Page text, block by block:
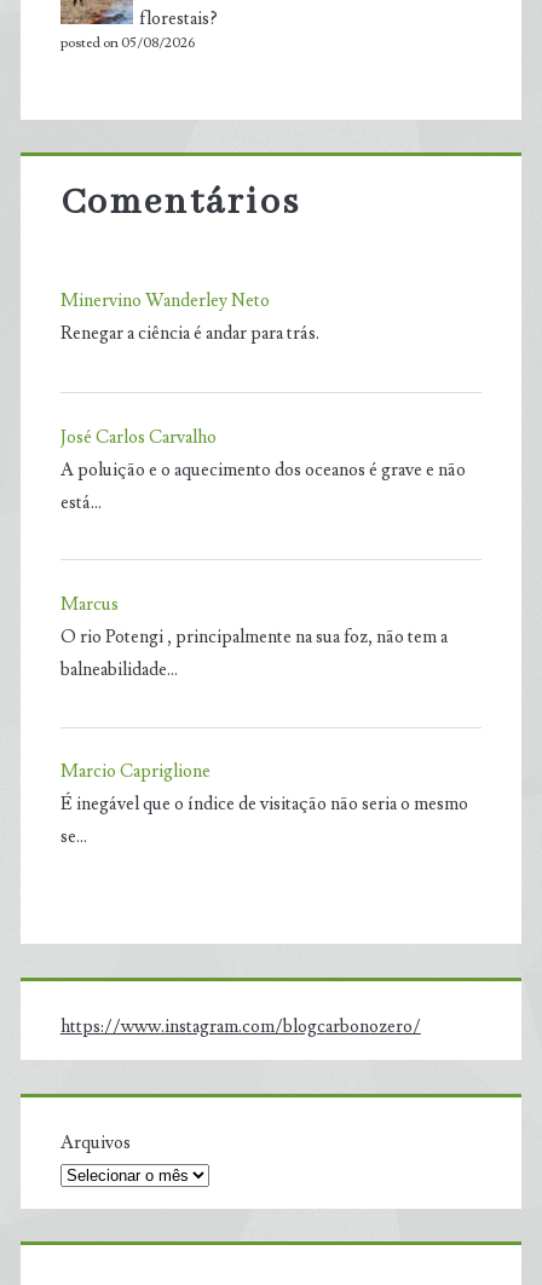
florestais?
posted on 05/08/2026
Comentários
Minervino Wanderley Neto
Renegar a ciência é andar para trás.
José Carlos Carvalho
A poluição e o aquecimento dos oceanos é grave e não
está…
Marcus
O rio Potengi , principalmente na sua foz, não tem a
balneabilidade…
Marcio Capriglione
É inegável que o índice de visitação não seria o mesmo
se…
https://www.instagram.com/blogcarbonozero/
Arquivos